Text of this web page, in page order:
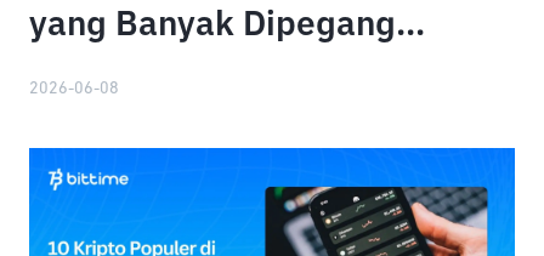
yang Banyak Dipegang
2026-06-08